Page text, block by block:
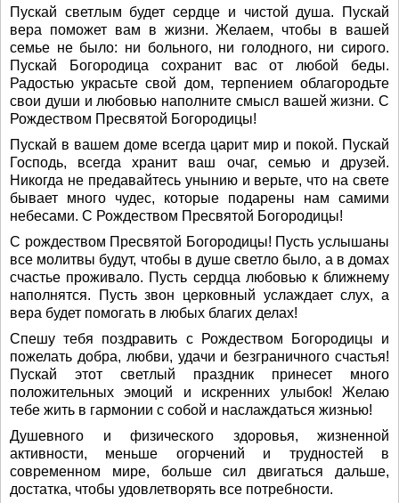
Пускай светлым будет сердце и чистой душа. Пускай
вера поможет вам в жизни. Желаем, чтобы в вашей
семье не было: ни больного, ни голодного, ни сирого.
Пускай Богородица сохранит вас от любой беды.
Радостью украсьте свой дом, терпением облагородьте
свои души и любовью наполните смысл вашей жизни. С
Рождеством Пресвятой Богородицы!
Пускай в вашем доме всегда царит мир и покой. Пускай
Господь, всегда хранит ваш очаг, семью и друзей.
Никогда не предавайтесь унынию и верьте, что на свете
бывает много чудес, которые подарены нам самими
небесами. С Рождеством Пресвятой Богородицы!
С рождеством Пресвятой Богородицы! Пусть услышаны
все молитвы будут, чтобы в душе светло было, а в домах
счастье проживало. Пусть сердца любовью к ближнему
наполнятся. Пусть звон церковный услаждает слух, а
вера будет помогать в любых благих делах!
Спешу тебя поздравить с Рождеством Богородицы и
пожелать добра, любви, удачи и безграничного счастья!
Пускай этот светлый праздник принесет много
положительных эмоций и искренних улыбок! Желаю
тебе жить в гармонии с собой и наслаждаться жизнью!
Душевного и физического здоровья, жизненной
активности, меньше огорчений и трудностей в
современном мире, больше сил двигаться дальше,
достатка, чтобы удовлетворять все потребности.